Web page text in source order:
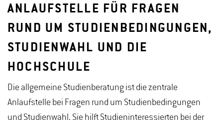
ANLAUFSTELLE FÜR FRAGEN
RUND UM STUDIENBEDINGUNGEN,
STUDIENWAHL UND DIE
HOCHSCHULE
Die allgemeine Studienberatung ist die zentrale
Anlaufstelle bei Fragen rund um Studienbedingungen
und Studienwahl. Sie hilft Studieninteressierten bei der